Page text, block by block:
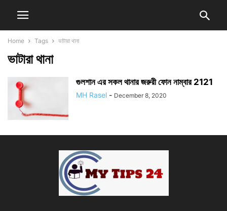
Home Tags ভাটারা থানা
ভাটারা থানা
গুলশান এর সকল থানার জরুরী ফোন নাম্বার 2121
MH Rasel - December 8, 2020